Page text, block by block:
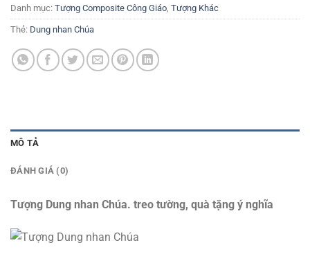
Danh mục: Tượng Composite Công Giáo Tượng Khác
Thẻ: Dung nhan Chúa
MÔ TẢ
ĐÁNH GIÁ (0)
Tượng Dung nhan Chúa. treo tường, quà tặng ý nghĩa